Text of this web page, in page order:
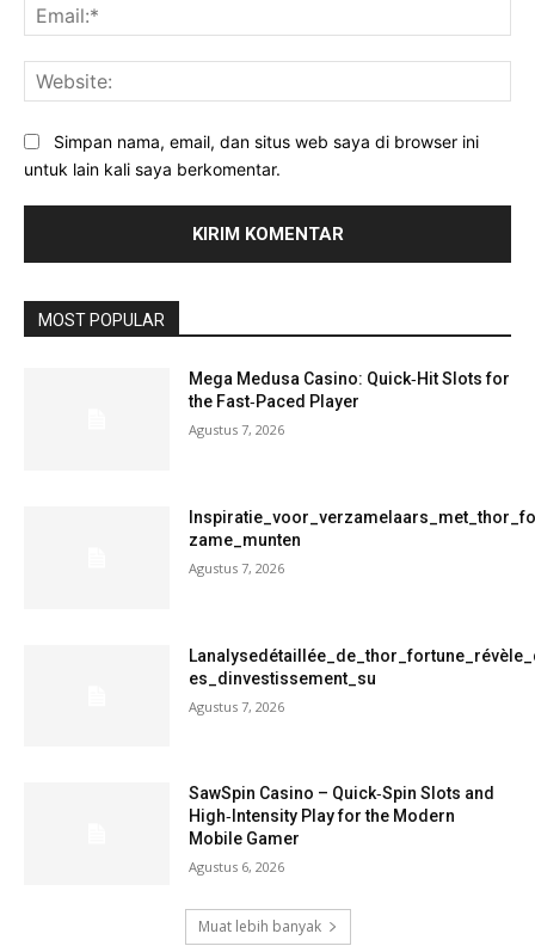
Simpan nama, email, dan situs web saya di browser ini
untuk lain kali saya berkomentar.
MOST POPULAR
Mega Medusa Casino: Quick‑Hit Slots for
the Fast‑Paced Player
Agustus 7, 2026
zame_munten
Agustus 7, 2026
es_dinvestissement_su
Agustus 7, 2026
SawSpin Casino – Quick‑Spin Slots and
High‑Intensity Play for the Modern
Mobile Gamer
Agustus 6, 2026
Muat lebih banyak